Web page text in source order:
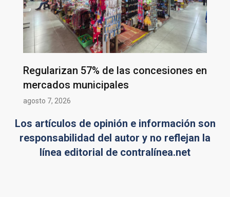
Regularizan 57% de las concesiones en
mercados municipales
agosto 7, 2026
Los artículos de opinión e información son
responsabilidad del autor y no reflejan la
línea editorial de contralínea.net